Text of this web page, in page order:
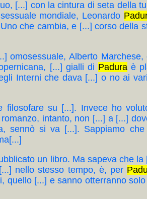
[...] con la cintura di seta della
mondiale, Leonardo
che cambia, e [...] corso della
omosessuale, Alberto
[...] gialli di Paduraè
Interni che dava [...] o no ai
su [...]. Invece ho
intanto, non [...] a [...]
sennò si va [...]. Sappiamo
un libro. Ma sapeva che
nello stesso tempo, è, per
[...] e sanno otterranno